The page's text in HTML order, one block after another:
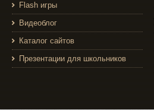
Flash игры
Видеоблог
Каталог сайтов
Презентации для школьников